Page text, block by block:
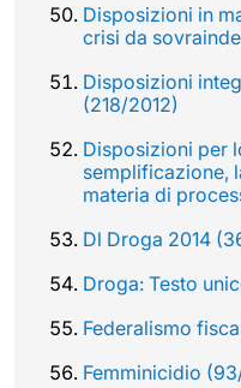
Disposizioni in
crisi da
Disposizioni
(218/2012)
Disposizioni per
semplificazione,
materia di
Dl Droga 2014
Droga: Testo
Federalismo
Femminicidio